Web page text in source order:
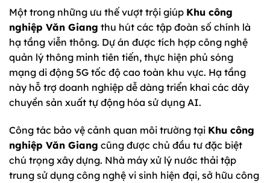
Một trong những ưu thế vượt trội giúp Khu công
nghiệp Văn Giang thu hút các tập đoàn số chính là
hạ tầng viễn thông. Dự án được tích hợp công nghệ
quản lý thông minh tiên tiến, thực hiện phủ sóng
mạng di động 5G tốc độ cao toàn khu vực. Hạ tầng
này hỗ trợ doanh nghiệp dễ dàng triển khai các dây
chuyền sản xuất tự động hóa sử dụng AI.
Công tác bảo vệ cảnh quan môi trường tại Khu công
nghiệp Văn Giang cũng được chủ đầu tư đặc biệt
chú trọng xây dựng. Nhà máy xử lý nước thải tập
trung sử dụng công nghệ vi sinh hiện đại, sở hữu công